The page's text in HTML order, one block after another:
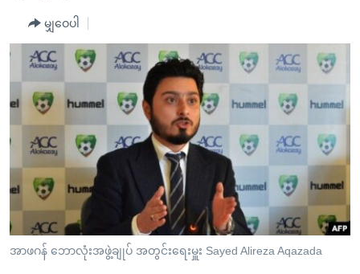
ကျော်
ရန်
အ
စာမျက်နှာ
ကျော်
ကြည့်
အစ္စရေး-ပါလက်စတိုင်း
အင်္ဂလိပ်စာလေ့လာမယ်
အမေရိကန်သုံးအီဒီယံ
မကြေးမုံရဲ့ အင်္ဂလိပ်စာ
ရုပ်ရှင်ထဲက အင်္ဂလိပ်စာ
သုတပဒေသာ အင်္ဂလိပ်စာ
အပတ်စဉ်ကဏ္ဍများ
ရေဒီယို
ရေဒီယိုနှင့်ရုပ်သံ အချက်အလက်များ
ရေဒီယို/တီဗွီအစီအစဉ်
Learning English
ဗွီအိုအေ လူမှုကွန်ယက်များ
မျှဝေပါ
အာဖဂန် ဘောလုံးအဖွဲ့ချုပ် အတွင်းရေးမှူး Sayed Alireza Aqazada